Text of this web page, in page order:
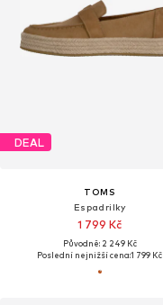
DEAL
TOMS
Espadrilky
1 799 Kč
Původně: 2 249 Kč
Poslední nejnižší cena:1 799 Kč